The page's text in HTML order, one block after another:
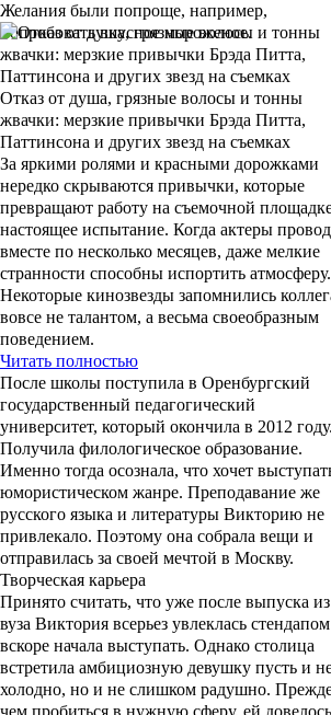
Желания были попроще, например,
попробовать вкусное мороженое.
Отказ от душа, грязные волосы и тонны
жвачки: мерзкие привычки Брэда Питта,
Паттинсона и других звезд на съемках
За яркими ролями и красными дорожками
нередко скрываются привычки, которые
превращают работу на съемочной
настоящее испытание. Когда актеры
вместе по несколько месяцев, даже мелкие
странности способны испортить атмосферу.
Некоторые кинозвезды запомнились
вовсе не талантом, а весьма своеобразным
поведением.
Читать полностью
После школы поступила в Оренбургский
государственный педагогический
университет, который окончила в 2012 году.
Получила филологическое образование.
Именно тогда осознала, что хочет
юмористическом жанре. Преподавание же
русского языка и литературы Викторию не
привлекало. Поэтому она собрала вещи и
отправилась за своей мечтой в Москву.
Творческая карьера
Принято считать, что уже после выпуска из
вуза Виктория всерьез увлеклась
вскоре начала выступать. Однако столица
встретила амбициозную девушку пусть и
холодно, но и не слишком радушно.